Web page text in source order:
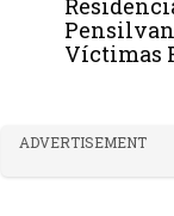
Víctimas
ADVERTISEMENT